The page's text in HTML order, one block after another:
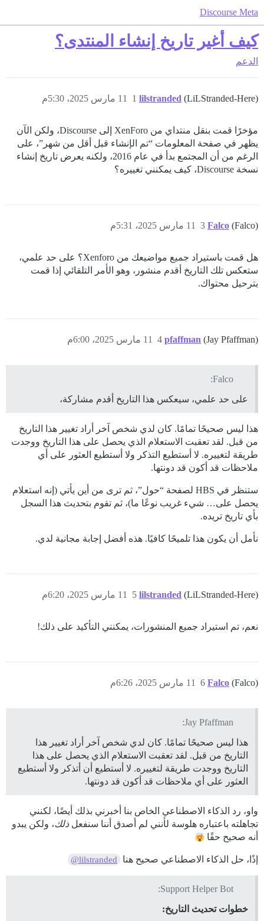
Discourse Meta
كيف أغير تاريخ إنشاء المنتدى؟
الدعم
lilstranded (LiLStranded-Here) 11 مارس 2025، 5:30م 1
مؤخرًا قمت بنقل منتداي من XenForo إلى Discourse، ولكن الآن
يظهر في صفحة المعلومات “تم الإنشاء قبل أقل من شهر”، على
الرغم من أن المجتمع بدأ في عام 2016، ولكنه يعرض تاريخ إنشاء
نسخة Discourse، كيف يمكنني تغييره؟
Falco (Falco) 11 مارس 2025، 5:31م 3
هل قمت باستيراد جميع مواضيعك من Xenforo؟ على حد علمي،
ستعكس تلك التاريخ أقدم منشور، وهو الأمر التلقائي إذا قمت
بترحيل محتواك.
pfaffman (Jay Pfaffman) 11 مارس 2025، 6:00م 4
Falco:
على حد علمي، سيعكس هذا التاريخ أقدم مشاركة،
هذا ليس صحيحًا تمامًا. كان لدي شخص آخر أراد تغيير هذا التاريخ
من قبل. لقد تعقبت الاستعلام الذي يحصل على هذا التاريخ ووجدت
طريقة لتغييره. لا أستطيع التذكر ولا أستطيع العثور على أي
ملاحظات قد أكون قد دونتها.
ستنظر في HBS لصفحة “حول”، ثم ترى من أين يأتي (إنه استعلام
يحصل على… شيء غريب نوعًا ما)، ثم تقوم بتحديث هذا السجل
بأي تاريخ تريده.
نأمل أن يكون هذا تلميحًا كافيًا. هذه أفضل إجابة مجانية لدي.
lilstranded (LiLStranded-Here) 11 مارس 2025، 6:20م 5
نعم، تم استيراد جميع المنشورات، يمكنني التأكيد على ذلك!
Falco (Falco) 11 مارس 2025، 6:26م 6
Jay Pfaffman:
هذا ليس صحيحًا تمامًا. كان لدي شخص آخر أراد تغيير هذا
التاريخ من قبل. لقد تعقبت الاستعلام الذي يحصل على هذا
التاريخ ووجدت طريقة لتغييره. لا أستطيع أن أتذكر ولا أستطيع
العثور على أي ملاحظات قد أكون قد دونتها.
واو، رد الذكاء الاصطناعي الخاص بنا أخبرني بذلك أيضًا، لكنني
تجاهلته باعتباره هلوسة لأنني لم أصدق أننا سنفعل ذلك، ولكن يبدو
أنه صحيح حقًا
إذًا، حل الذكاء الاصطناعي صحيح هنا @lilstranded
Support Helper Bot:
خطوات تحديث التاريخ: